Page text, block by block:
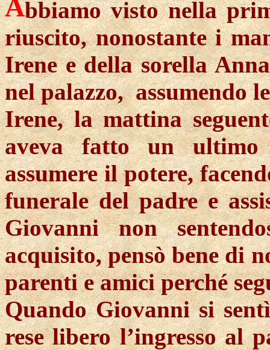
Abbiamo visto nella
riuscito, nonostante i
Irene e della sorella
nel palazzo, assumendo
Irene, la mattina
aveva fatto un
assumere il potere,
funerale del padre e
Giovanni non
acquisito, pensò bene di
parenti e amici perché
Quando Giovanni si
rese libero l’ingresso al